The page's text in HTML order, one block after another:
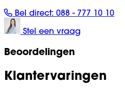
Bel direct: 088 - 777 10 10
Stel een vraag
Beoordelingen
Klantervaringen